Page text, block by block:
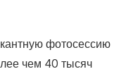
фотосессию
чем 40 тысяч